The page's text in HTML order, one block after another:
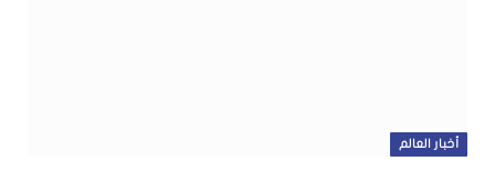
أخبار العالم